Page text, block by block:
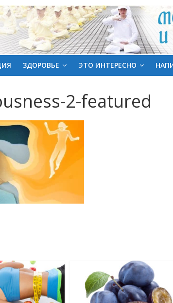
ЗДОРОВЬЕ ЭТО ИНТЕРЕСНО
2-featured